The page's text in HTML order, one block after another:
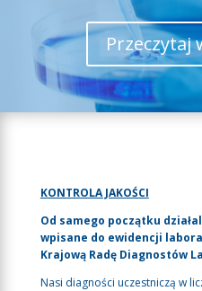
Przeczytaj
KONTROLA JAKOŚCI
Od samego początku
wpisane do ewidencji
Krajową Radę Diagnostów
Nasi diagności uczestniczą w